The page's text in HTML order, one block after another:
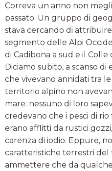
Correva un anno non
passato. Un gruppo di
stava cercando di
segmento delle Alpi
di Cadibona a sud e il
Diciamo subito, a scanso
che vivevano annidati tra
territorio alpino non
mare: nessuno di loro
credevano che i pesci di
erano afflitti da rustici
carenza di iodio. Eppure,
caratteristiche terrestri del
ammettere che da qualche